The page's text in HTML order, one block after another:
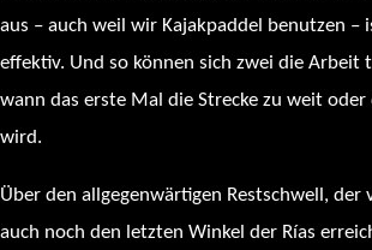
aus – auch weil wir Kajakpaddel benutzen –
effektiv. Und so können sich zwei die Arbeit
wann das erste Mal die Strecke zu weit oder
wird.
Über den allgegenwärtigen Restschwell,
auch noch den letzten Winkel der Rías